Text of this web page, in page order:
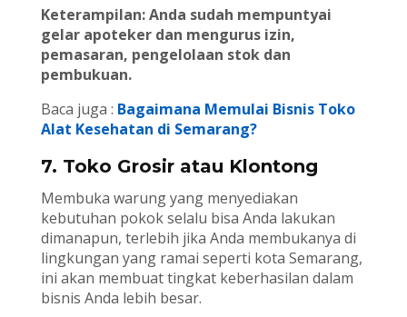
Keterampilan: Anda sudah mempuntyai
gelar apoteker dan mengurus izin,
pemasaran, pengelolaan stok dan
pembukuan.
Baca juga : Bagaimana Memulai Bisnis Toko
Alat Kesehatan di Semarang?
7. Toko Grosir atau Klontong
Membuka warung yang menyediakan
kebutuhan pokok selalu bisa Anda lakukan
dimanapun, terlebih jika Anda membukanya di
lingkungan yang ramai seperti kota Semarang,
ini akan membuat tingkat keberhasilan dalam
bisnis Anda lebih besar.